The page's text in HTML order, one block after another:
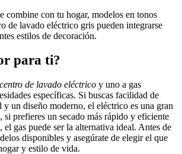
combine con tu hogar, modelos en tonos
de lavado eléctrico gris pueden integrarse
estilos de decoración.
para ti?
centro de lavado eléctrico y uno a gas
específicas. Si buscas facilidad de
y un diseño moderno, el eléctrico es una gran
prefieres un secado más rápido y eficiente
el gas puede ser la alternativa ideal. Antes de
disponibles y asegúrate de elegir el que
y estilo de vida.